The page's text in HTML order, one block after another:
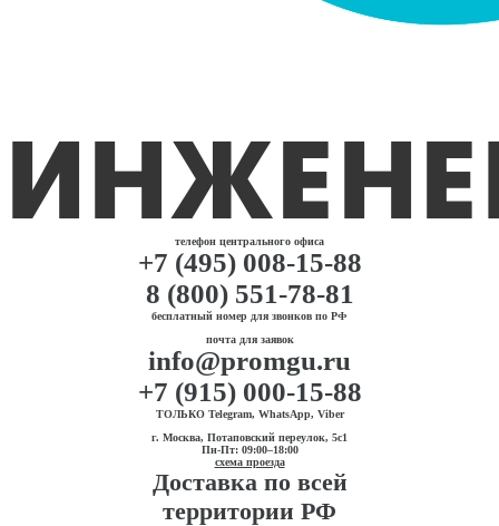
телефон центрального офиса
+7 (495) 008-15-88
8 (800) 551-78-81
бесплатный номер для звонков по РФ
почта для заявок
info@promgu.ru
+7 (915) 000-15-88
ТОЛЬКО Telegram, WhatsApp, Viber
г. Москва, Потаповский переулок, 5с1
Пн-Пт: 09:00–18:00
схема проезда
Доставка по всей
территории РФ